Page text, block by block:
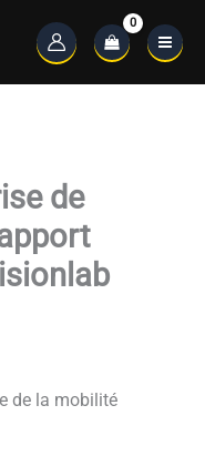
Main
Menu
de
de la mobilité